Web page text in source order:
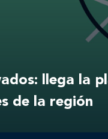
llega la
de la región